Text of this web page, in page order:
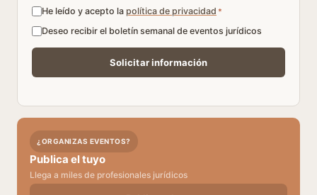
He leído y acepto la política de privacidad *
Deseo recibir el boletín semanal de eventos jurídicos
¿ORGANIZAS EVENTOS?
Publica el tuyo
Llega a miles de profesionales jurídicos